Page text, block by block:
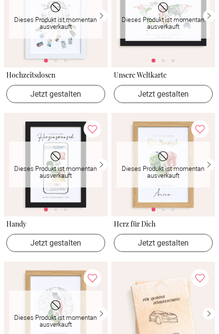
Dieses Produkt ist momentan
ausverkauft
Hochzeitsdosen
Jetzt gestalten
Dieses Produkt ist momentan
ausverkauft
Unsere Weltkarte
Jetzt gestalten
Dieses Produkt ist momentan
ausverkauft
Handy
Jetzt gestalten
Dieses Produkt ist momentan
ausverkauft
Herz für Dich
Jetzt gestalten
Dieses Produkt ist momentan
ausverkauft